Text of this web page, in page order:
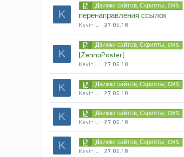
K
Движки сайтов, Скрипты, CMS
перенаправления ссылок
Kevin Li 27.05.18
K
Движки сайтов, Скрипты, CMS
[ZennoPoster]
Kevin Li 27.05.18
K Движки сайтов, Скрипты, CMS
Kevin Li 27.05.18
K Движки сайтов, Скрипты, CMS
Kevin Li 27.05.18
K Движки сайтов, Скрипты, CMS
Kevin Li 27.05.18